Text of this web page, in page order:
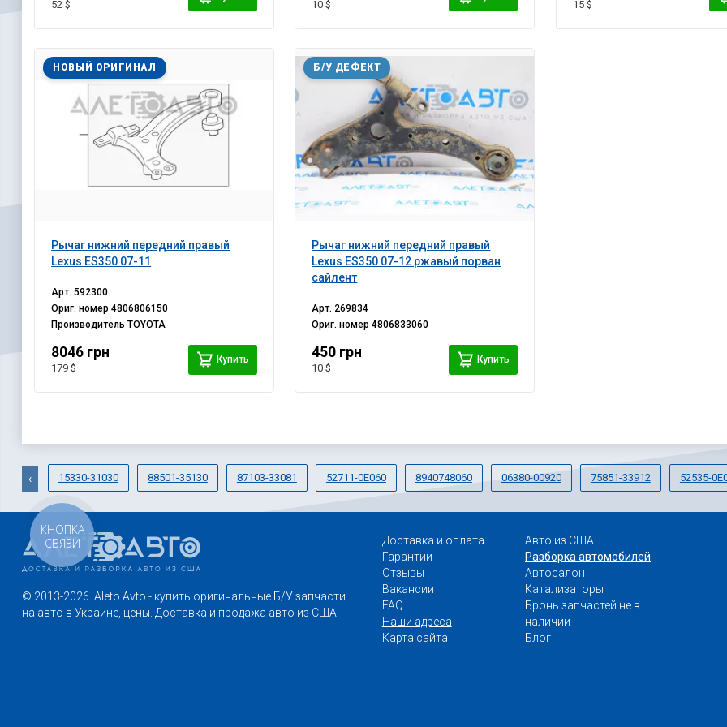
52 $ 10 $ 15 $
Рычаг нижний передний правый
Lexus ES350 07-11
НОВЫЙ ОРИГИНАЛ
Арт.592300
Ориг. номер4806806150
ПроизводительTOYOTA
8046 грн
179 $
Купить
Рычаг нижний передний правый
Lexus ES350 07-12 ржавый порван
сайлент
Б/У ДЕФЕКТ
Арт. 269834
Ориг. номер4806833060
450 грн
10 $
Купить
15330-31030 88501-35130 87103-33081 52711-0E060 8940748060 06380-00920 75851-33912 52535-
‹
© 2013-2026. Aleto Avto - купить оригинальные Б/У запчасти
на авто в Украине, цены. Доставка и продажа авто из США
Доставка и оплата
Гарантии
Отзывы
Вакансии
FAQ
Наши адреса
Карта сайта
Авто из США
Разборка автомобилей
Автосалон
Катализаторы
Бронь запчастей не в
наличии
Блог
КНОПКА
СВЯЗИ